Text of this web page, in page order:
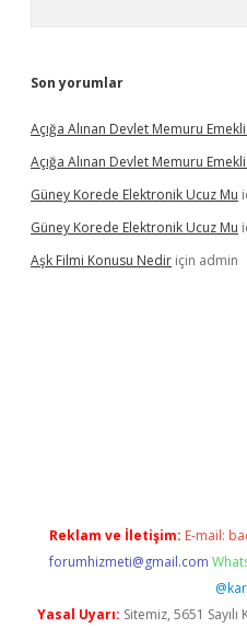
Son yorumlar
Açığa Alınan Devlet Memuru
Açığa Alınan Devlet Memuru
Güney Korede Elektronik Ucuz Mu
Güney Korede Elektronik Ucuz Mu
Aşk Filmi Konusu Nedir için admin
Reklam ve İletişim: E-mail:
forumhizmeti@gmail.com
Yasal Uyarı: Sitemiz, 5651